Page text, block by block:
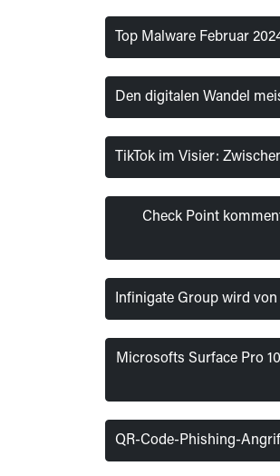
Top Malware Februar
Den digitalen Wandel
TikTok im Visier:
Check Point
Infinigate Group wird
Microsofts Surface Pro
QR-Code-Phishing-